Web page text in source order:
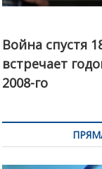
канал
Война спустя
встречает
2008-го